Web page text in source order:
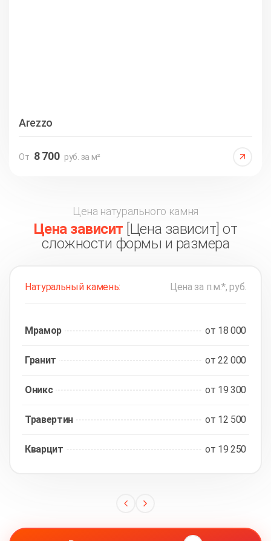
Arezzo
От 8 700 руб. за м²
Цена натурального камня
Цена зависит [Цена зависит] от
сложности формы и размера
Натуральный камень: Цена за п.м.*, руб.
Мрамор от 18 000
Гранит от 22 000
Оникс от 19 300
Травертин от 12 500
Кварцит от 19 250